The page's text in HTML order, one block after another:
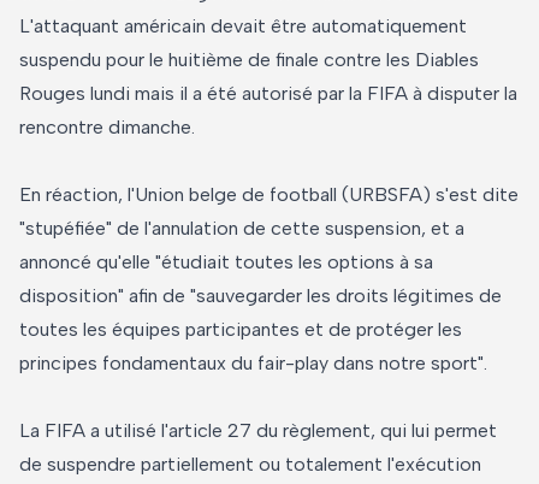
L'attaquant américain devait être automatiquement
suspendu pour le huitième de finale contre les Diables
Rouges lundi mais il a été autorisé par la FIFA à disputer la
rencontre dimanche.
En réaction, l'Union belge de football (URBSFA) s'est dite
"stupéfiée" de l'annulation de cette suspension, et a
annoncé qu'elle "étudiait toutes les options à sa
disposition" afin de "sauvegarder les droits légitimes de
toutes les équipes participantes et de protéger les
principes fondamentaux du fair-play dans notre sport".
La FIFA a utilisé l'article 27 du règlement, qui lui permet
de suspendre partiellement ou totalement l'exécution